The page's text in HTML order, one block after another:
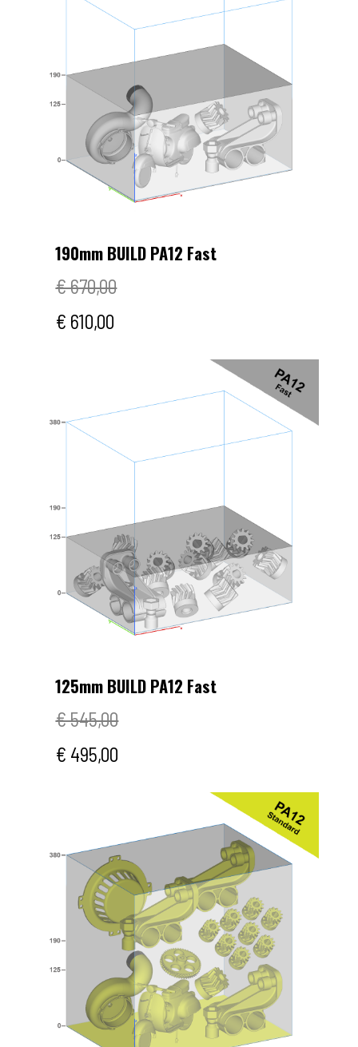
190mm BUILD PA12 Fast
€ 670,00
€ 610,00
125mm BUILD PA12 Fast
€ 545,00
€ 495,00